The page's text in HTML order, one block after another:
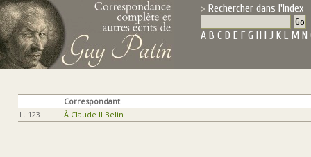
Rechercher dans l'Index
A B C D E F G H I J K L M N